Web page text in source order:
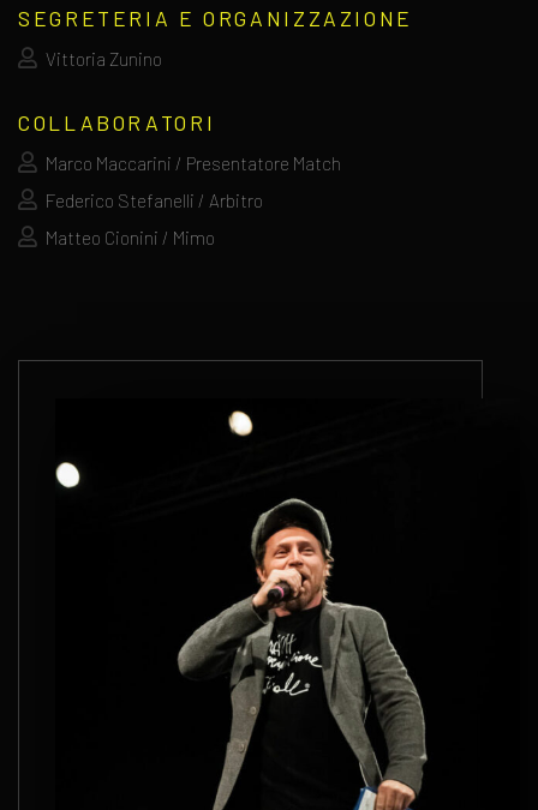
SEGRETERIA E ORGANIZZAZIONE
Vittoria Zunino
COLLABORATORI
Marco Maccarini / Presentatore Match
Federico Stefanelli / Arbitro
Matteo Cionini / Mimo